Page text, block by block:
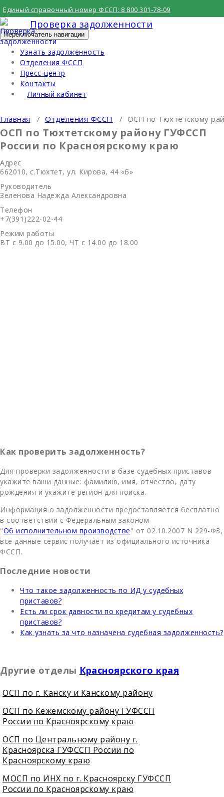
Перейти
к
содержимому
Единый справочный номер ФССП: 8 800 301-78-09
Проверка задолженности
Переключатель навигации
Узнать задолженность
Отделения ФССП
Пресс-центр
Контакты
Личный кабинет
Главная / Отделения ФССП / ОСП по Тюхтетскому
ОСП по Тюхтетскому району ГУФССП
России по Красноярскому краю
Адрес
662010, с.Тюхтет, ул. Кирова, 44 «б»
Руководитель
Зеленова Надежда Александровна
Телефон
+7(391)222-02-44
Режим работы
ВТ с 9.00 до 15.00, ЧТ с 14.00 до 18.00
Как проверить задолженность?
Для проверки задолженности в базе судебных приставов
укажите ваши данные: фамилию, имя, отчество, дату
рождения и укажите регион для поиска.
Информация о задолженности предоставляется бесплатно
в соответствии с Федеральным законом
"Об исполнительном производстве" от 02.10.2007 N 229-ФЗ,
все данные сервис получает из официального источника
ФССП.
Последние новости
Что такое задолженность по ИД у судебных
приставов?
Есть ли срок давности по кредитам у судебных
приставов?
Как узнать за что назначена судебная задолженность?
Другие отделы Красноярского края
ОСП по г. Канску и Канскому району
ОСП по Кежемскому району ГУФССП
России по Красноярскому краю
ОСП по Центральному району г.
Красноярска ГУФССП России по
Красноярскому краю
МОСП по ИНХ по г. Красноярску ГУФССП
России по Красноярскому краю